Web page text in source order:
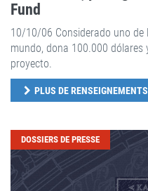
Fund
10/10/06 Considerado uno de
mundo, dona 100.000
proyecto.
PLUS DE RENSEIGNEMENTS
DOSSIERS DE PRESSE